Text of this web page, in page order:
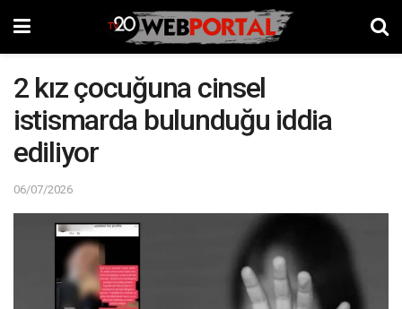
2 kız çocuğuna cinsel
istismarda bulunduğu iddia
ediliyor
06/07/2026